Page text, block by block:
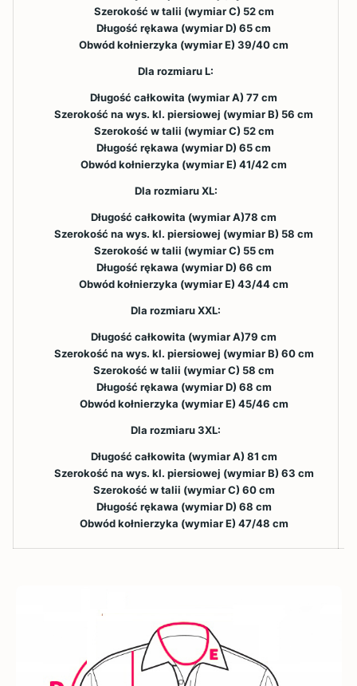
Szerokość w talii (wymiar C) 52 cm
Długość rękawa (wymiar D) 65 cm
Obwód kołnierzyka (wymiar E) 39/40 cm
Dla rozmiaru L:
Długość całkowita (wymiar A) 77 cm
Szerokość na wys. kl. piersiowej (wymiar B) 56 cm
Szerokość w talii (wymiar C) 52 cm
Długość rękawa (wymiar D) 65 cm
Obwód kołnierzyka (wymiar E) 41/42 cm
Dla rozmiaru XL:
Długość całkowita (wymiar A)78 cm
Szerokość na wys. kl. piersiowej (wymiar B) 58 cm
Szerokość w talii (wymiar C) 55 cm
Długość rękawa (wymiar D) 66 cm
Obwód kołnierzyka (wymiar E) 43/44 cm
Dla rozmiaru XXL:
Długość całkowita (wymiar A)79 cm
Szerokość na wys. kl. piersiowej (wymiar B) 60 cm
Szerokość w talii (wymiar C) 58 cm
Długość rękawa (wymiar D) 68 cm
Obwód kołnierzyka (wymiar E) 45/46 cm
Dla rozmiaru 3XL:
Długość całkowita (wymiar A) 81 cm
Szerokość na wys. kl. piersiowej (wymiar B) 63 cm
Szerokość w talii (wymiar C) 60 cm
Długość rękawa (wymiar D) 68 cm
Obwód kołnierzyka (wymiar E) 47/48 cm